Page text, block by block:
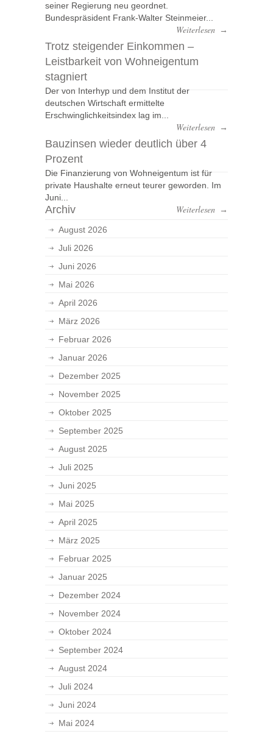
seiner Regierung neu geordnet.
Bundespräsident Frank-Walter Steinmeier...
Weiterlesen →
Trotz steigender Einkommen –
Leistbarkeit von Wohneigentum
stagniert
Der von Interhyp und dem Institut der
deutschen Wirtschaft ermittelte
Erschwinglichkeitsindex lag im...
Weiterlesen →
Bauzinsen wieder deutlich über 4
Prozent
Die Finanzierung von Wohneigentum ist für
private Haushalte erneut teurer geworden. Im
Juni...
Weiterlesen →
Archiv
August 2026
Juli 2026
Juni 2026
Mai 2026
April 2026
März 2026
Februar 2026
Januar 2026
Dezember 2025
November 2025
Oktober 2025
September 2025
August 2025
Juli 2025
Juni 2025
Mai 2025
April 2025
März 2025
Februar 2025
Januar 2025
Dezember 2024
November 2024
Oktober 2024
September 2024
August 2024
Juli 2024
Juni 2024
Mai 2024